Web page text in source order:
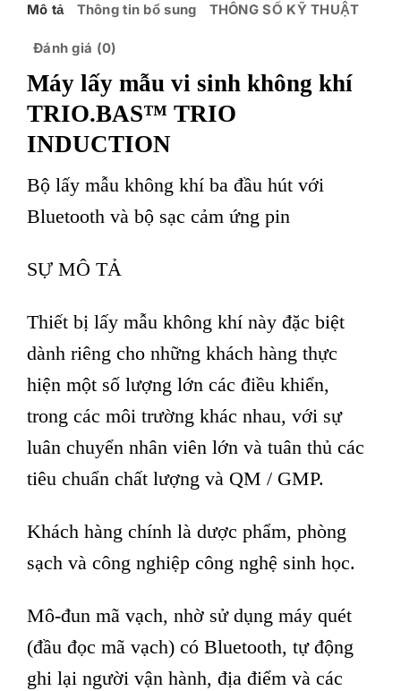
Mô tả Thông tin bổ sung THÔNG SỐ KỸ THUẬT
Đánh giá (0)
Máy lấy mẫu vi sinh không khí
TRIO.BAS™ TRIO
INDUCTION
Bộ lấy mẫu không khí ba đầu hút với
Bluetooth và bộ sạc cảm ứng pin
SỰ MÔ TẢ
Thiết bị lấy mẫu không khí này đặc biệt
dành riêng cho những khách hàng thực
hiện một số lượng lớn các điều khiển,
trong các môi trường khác nhau, với sự
luân chuyển nhân viên lớn và tuân thủ các
tiêu chuẩn chất lượng và QM / GMP.
Khách hàng chính là dược phẩm, phòng
sạch và công nghiệp công nghệ sinh học.
Mô-đun mã vạch, nhờ sử dụng máy quét
(đầu đọc mã vạch) có Bluetooth, tự động
ghi lại người vận hành, địa điểm và các